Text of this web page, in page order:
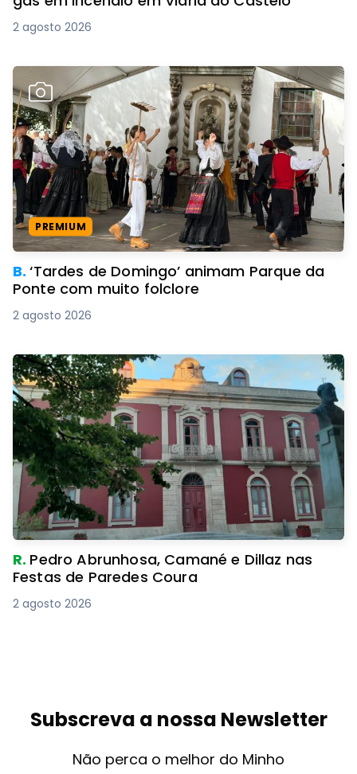
2 agosto 2026
PREMIUM
B.‘Tardes de Domingo’ animam Parque da
Ponte com muito folclore
2 agosto 2026
R. Pedro Abrunhosa, Camané e Dillaz nas
Festas de Paredes Coura
2 agosto 2026
Subscreva a nossa Newsletter
Não perca o melhor do Minho